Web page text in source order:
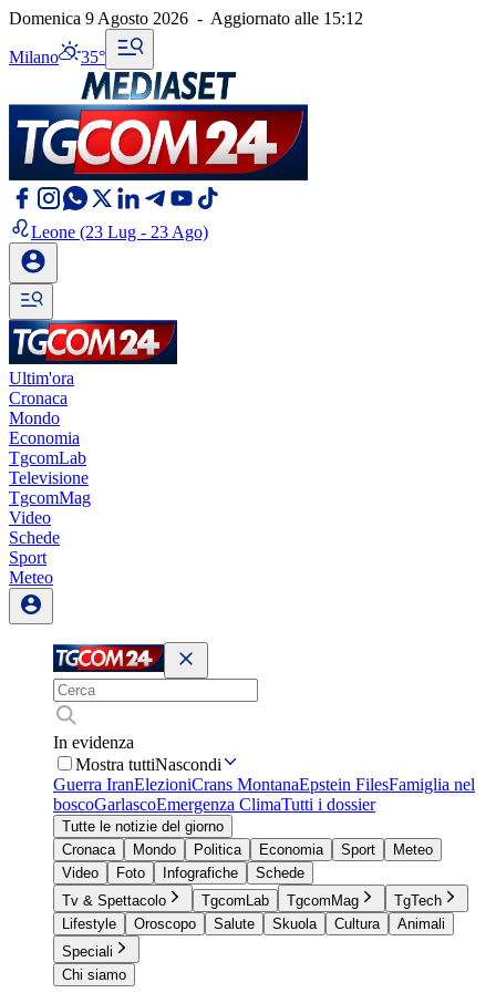
Domenica 9 Agosto 2026 - Aggiornato alle 15:12
Milano 35°
Leone (23 Lug - 23 Ago)
Ultim'ora
Cronaca
Mondo
Economia
TgcomLab
Televisione
TgcomMag
Video
Schede
Sport
Meteo
In evidenza
Mostra tuttiNascondi
Guerra IranElezioniCrans MontanaEpstein FilesFamiglia nel
boscoGarlascoEmergenza ClimaTutti i dossier
Tutte le notizie del giorno
Cronaca
Mondo Politica Economia Sport
Meteo
Video
Foto Infografiche
Schede
Tv & Spettacolo
TgcomLab TgcomMag
TgTech
Lifestyle
Oroscopo Salute Skuola Cultura
Animali
Speciali
Chi siamo